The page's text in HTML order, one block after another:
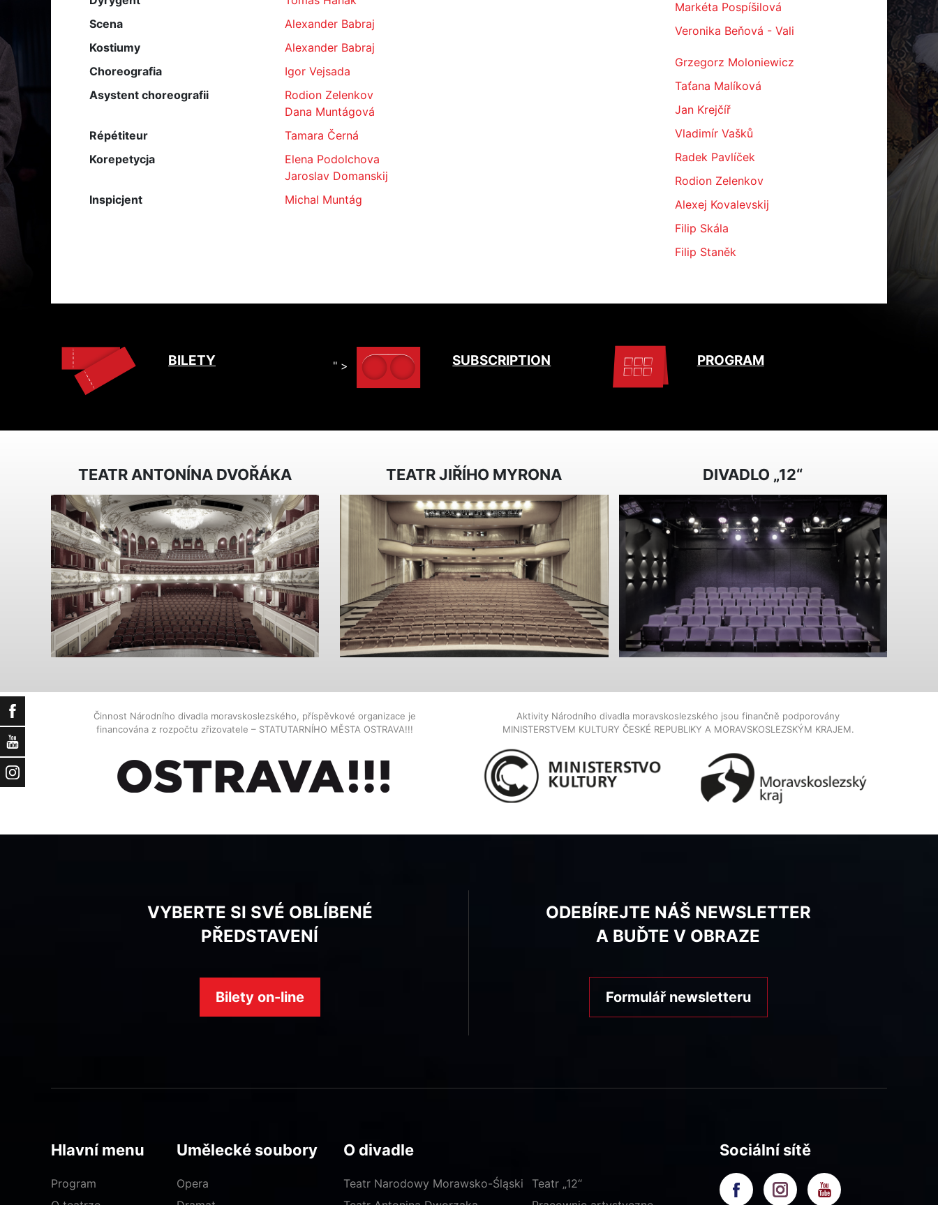
Facebook
YouTube
Instagram
Scena
Alexander Babraj
Kostiumy
Alexander Babraj
Choreografia
Igor Vejsada
Asystent choreografii
Rodion Zelenkov
Dana Muntágová
Répétiteur
Tamara Černá
Korepetycja
Elena Podolchova
Jaroslav Domanskij
Inspicjent
Michal Muntág
Markéta Pospíšilová
Veronika Beňová - Vali
Grzegorz Moloniewicz
Taťana Malíková
Jan Krejčíř
Vladimír Vašků
Radek Pavlíček
Rodion Zelenkov
Alexej Kovalevskij
Filip Skála
Filip Staněk
BILETY " > SUBSCRIPTION PROGRAM
TEATR ANTONÍNA DVOŘÁKA TEATR JIŘÍHO MYRONA DIVADLO „12“
Činnost Národního divadla moravskoslezského, příspěvkové organizace je
financována z rozpočtu zřizovatele – STATUTARNÍHO MĚSTA OSTRAVA!!!
Aktivity Národního divadla moravskoslezského jsou finančně podporovány
MINISTERSTVEM KULTURY ČESKÉ REPUBLIKY A MORAVSKOSLEZSKÝM KRAJEM.
VYBERTE SI SVÉ OBLÍBENÉ
PŘEDSTAVENÍ
Bilety on-line
ODEBÍREJTE NÁŠ NEWSLETTER
A BUĎTE V OBRAZE
Formulář newsletteru
Hlavní menu
Program
Umělecké soubory
Opera
O divadle
Teatr Narodowy Morawsko-Śląski
Teatr „12“
Sociální sítě